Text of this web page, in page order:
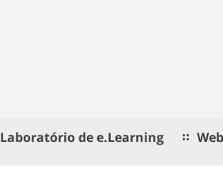
Laboratório de e.Learning